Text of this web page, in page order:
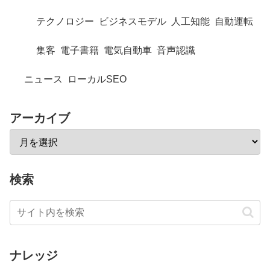
テクノロジー ビジネスモデル 人工知能 自動運転
集客 電子書籍 電気自動車 音声認識
ニュース ローカルSEO
アーカイブ
検索
ナレッジ